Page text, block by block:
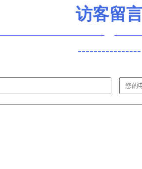
访客留
----------------